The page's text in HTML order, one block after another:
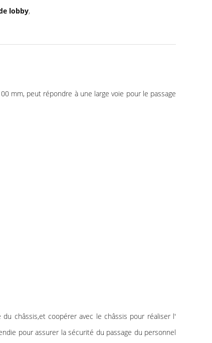
lobby,
mm, peut répondre à une large voie pour le passage
châssis,et coopérer avec le châssis pour réaliser l'
pour assurer la sécurité du passage du personnel